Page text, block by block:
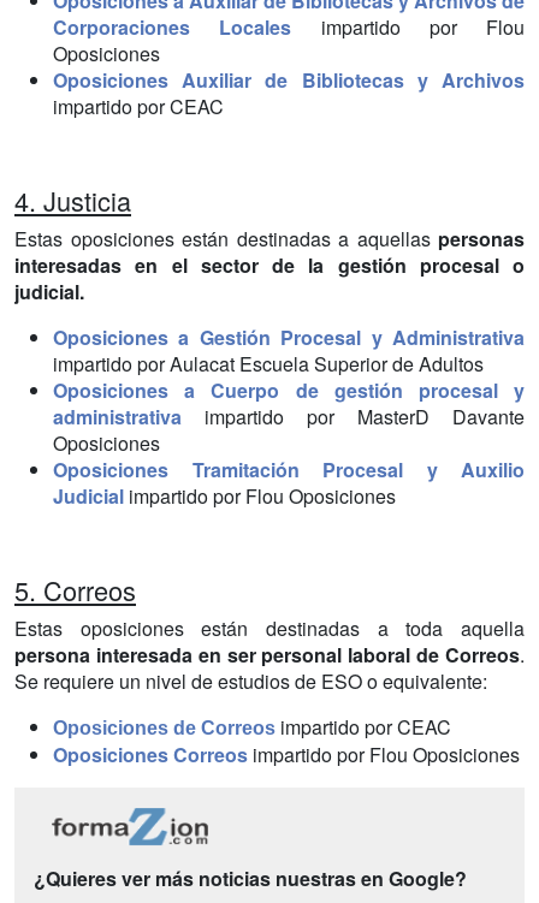
Corporaciones Locales impartido por Flou
Oposiciones
Oposiciones Auxiliar de Bibliotecas y Archivos
impartido por CEAC
4. Justicia
Estas oposiciones están destinadas a aquellas personas
interesadas en el sector de la gestión procesal o
judicial.
Oposiciones a Gestión Procesal y Administrativa
impartido por Aulacat Escuela Superior de Adultos
Oposiciones a Cuerpo de gestión procesal y
administrativa impartido por MasterD Davante
Oposiciones
Oposiciones Tramitación Procesal y Auxilio
Judicial impartido por Flou Oposiciones
5. Correos
Estas oposiciones están destinadas a toda aquella
persona interesada en ser personal laboral de Correos.
Se requiere un nivel de estudios de ESO o equivalente:
Oposiciones de Correos impartido por CEAC
Oposiciones Correos impartido por Flou Oposiciones
¿Quieres ver más noticias nuestras en Google?